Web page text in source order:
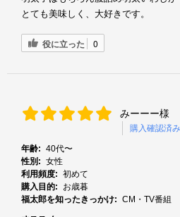
とても美味しく、大好きです。
役に立った 0
みーーー様
購入確認済み
年齢: 40代〜
性別: 女性
利用頻度: 初めて
購入目的:
お歳暮
福太郎を知ったきっかけ: CM・TV番組